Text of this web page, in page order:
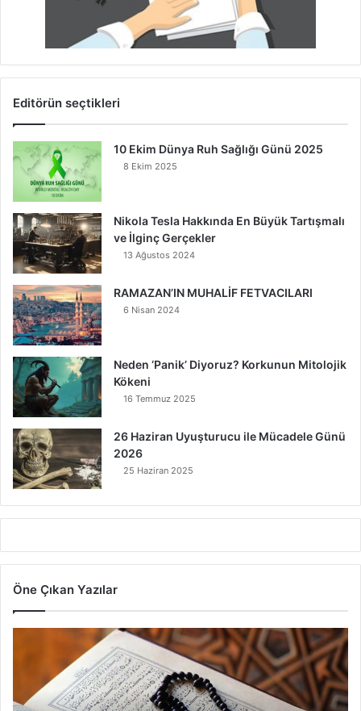
Editörün seçtikleri
10 Ekim Dünya Ruh Sağlığı Günü 2025
8 Ekim 2025
Nikola Tesla Hakkında En Büyük Tartışmalı
ve İlginç Gerçekler
13 Ağustos 2024
RAMAZAN’IN MUHALİF FETVACILARI
6 Nisan 2024
Neden ‘Panik’ Diyoruz? Korkunun Mitolojik
Kökeni
16 Temmuz 2025
26 Haziran Uyuşturucu ile Mücadele Günü
2026
25 Haziran 2025
Öne Çıkan Yazılar
t